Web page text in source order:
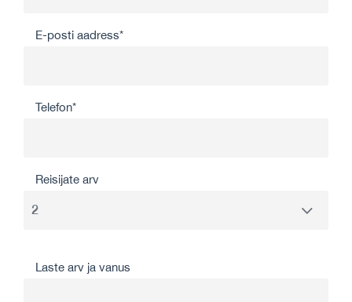
E-posti aadress*
Telefon*
Reisijate arv
Laste arv ja vanus